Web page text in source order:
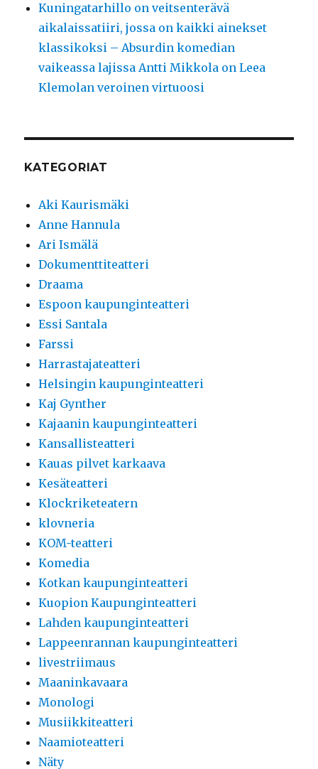
Kuningatarhillo on veitsenterävä
aikalaissatiiri, jossa on kaikki ainekset
klassikoksi – Absurdin komedian
vaikeassa lajissa Antti Mikkola on Leea
Klemolan veroinen virtuoosi
KATEGORIAT
Aki Kaurismäki
Anne Hannula
Ari Ismälä
Dokumenttiteatteri
Draama
Espoon kaupunginteatteri
Essi Santala
Farssi
Harrastajateatteri
Helsingin kaupunginteatteri
Kaj Gynther
Kajaanin kaupunginteatteri
Kansallisteatteri
Kauas pilvet karkaava
Kesäteatteri
Klockriketeatern
klovneria
KOM-teatteri
Komedia
Kotkan kaupunginteatteri
Kuopion Kaupunginteatteri
Lahden kaupunginteatteri
Lappeenrannan kaupunginteatteri
livestriimaus
Maaninkavaara
Monologi
Musiikkiteatteri
Naamioteatteri
Näty